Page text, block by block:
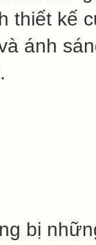
thiết kế
ánh
bị